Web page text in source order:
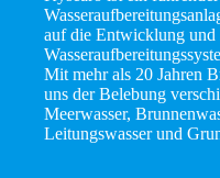
auf die Entwicklung
Mit mehr als 20 Jahren
uns der Belebung
Meerwasser,
Leitungswasser und